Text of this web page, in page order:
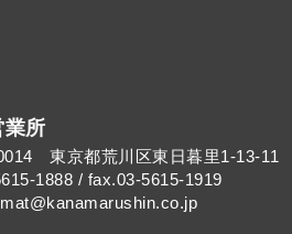
所
東京都荒川区東日暮里1-13-11
1888 / fax.03-5615-1919